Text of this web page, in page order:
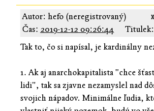
Autor: hefo (neregistrovaný)
Čas: 2019-12-12 09:26:44
Tak to, čo si napísal, je kardinálny
1. Ak aj anarchokapitalista "chce
lidi", tak sa zjavne nezamyslel nad
svojich nápadov. Minimálne ľudia,